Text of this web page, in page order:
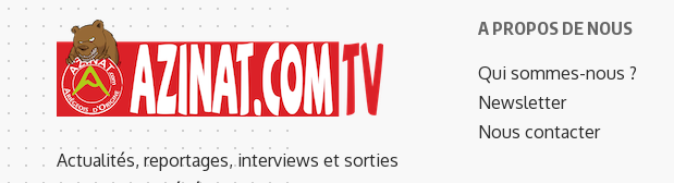
Actualités, reportages, interviews et sorties
A PROPOS DE NOUS
Qui sommes-nous ?
Newsletter
Nous contacter